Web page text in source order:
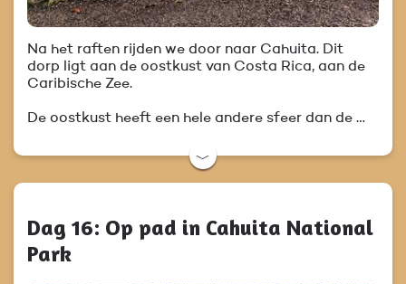
Na het raften rijden we door naar Cahuita. Dit
dorp ligt aan de oostkust van Costa Rica, aan de
Caribische Zee.
De oostkust heeft een hele andere sfeer dan de …
﹀
Dag 16: Op pad in Cahuita National
Park